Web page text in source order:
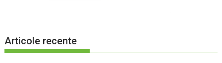
Articole recente